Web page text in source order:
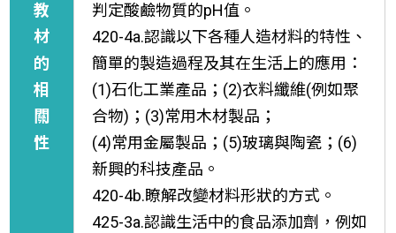
教
材
的
相
關
性
判定酸鹼物質的pH值。
420-4a.認識以下各種人造材料的特性、
簡單的製造過程及其在生活上的應用：
(1)石化工業產品；(2)衣料纖維(例如聚
合物)；(3)常用木材製品；
(4)常用金屬製品；(5)玻璃與陶瓷；(6)
新興的科技產品。
420-4b.瞭解改變材料形狀的方式。
425-3a.認識生活中的食品添加劑，例如